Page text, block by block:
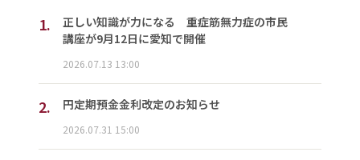
1.
正しい知識が力になる 重症筋無力症の市民
講座が9月12日に愛知で開催
2026.07.13 13:00
2. 円定期預金金利改定のお知らせ
2026.07.31 15:00